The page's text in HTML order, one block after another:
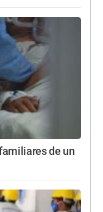
de un